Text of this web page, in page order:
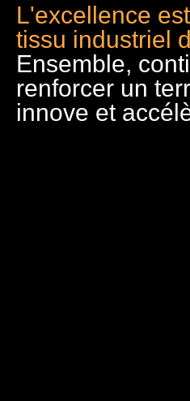
L'excellence
tissu industriel
Ensemble,
renforcer un
innove et